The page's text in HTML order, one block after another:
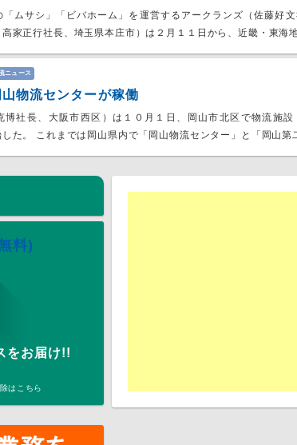
「ムサシ」「ビバホーム」を運営するアークランズ（佐藤好
家正行社長、埼玉県本庄市）は２月１１日から、近畿・東海
ニュース
物流センターが稼働
博社長、大阪市西区）は１０月１日、岡山市北区で物流施設
た。 これまでは岡山県内で「岡山物流センター」と「岡山第
料)
をお届け!!
はこちら